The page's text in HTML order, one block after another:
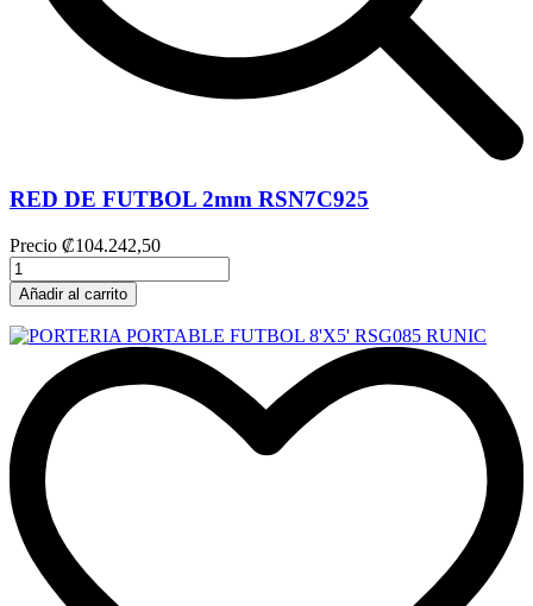
RED DE FUTBOL 2mm RSN7C925
Precio ₡104.242,50
Añadir al carrito